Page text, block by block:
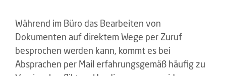
Während im Büro das Bearbeiten von
Dokumenten auf direktem Wege per Zuruf
besprochen werden kann, kommt es bei
Absprachen per Mail erfahrungsgemäß häufig zu